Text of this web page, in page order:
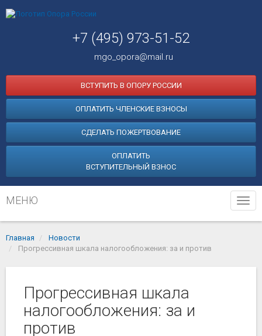
+7 (495) 973-51-52
mgo_opora@mail.ru
ВСТУПИТЬ В ОПОРУ РОССИИ
ОПЛАТИТЬ ЧЛЕНСКИЕ ВЗНОСЫ
СДЕЛАТЬ ПОЖЕРТВОВАНИЕ
ОПЛАТИТЬ
ВСТУПИТЕЛЬНЫЙ ВЗНОС
МЕНЮ
Главная
Новости
Прогрессивная шкала налогообложения: за и против
Прогрессивная шкала
налогообложения: за и
против